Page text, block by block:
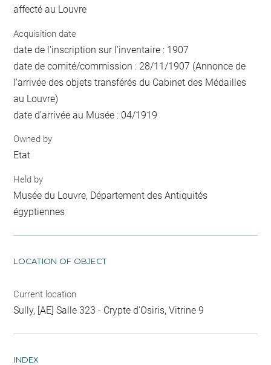
affecté au Louvre
Acquisition date
date de l'inscription sur l'inventaire : 1907
date de comité/commission : 28/11/1907 (Annonce de
l'arrivée des objets transférés du Cabinet des Médailles
au Louvre)
date d'arrivée au Musée : 04/1919
Owned by
Etat
Held by
Musée du Louvre, Département des Antiquités
égyptiennes
LOCATION OF OBJECT
Current location
Sully, [AE] Salle 323 - Crypte d'Osiris, Vitrine 9
INDEX